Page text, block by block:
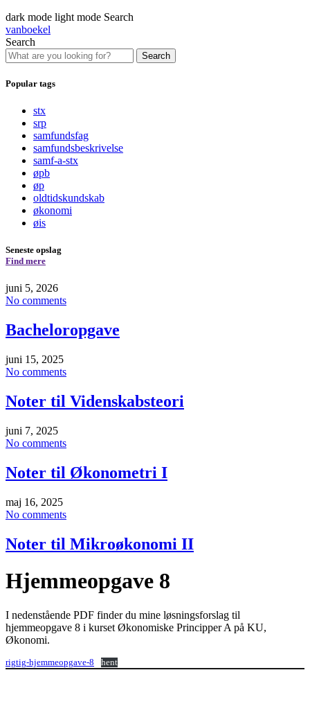
dark mode light mode Search
vanboekel
Search
Search
Popular tags
stx
srp
samfundsfag
samfundsbeskrivelse
samf-a-stx
øpb
øp
oldtidskundskab
økonomi
øis
Seneste opslag
Find mere
juni 5, 2026
No comments
Bacheloropgave
juni 15, 2025
No comments
Noter til Videnskabsteori
juni 7, 2025
No comments
Noter til Økonometri I
maj 16, 2025
No comments
Noter til Mikroøkonomi II
Hjemmeopgave 8
I nedenstående PDF finder du mine løsningsforslag til
hjemmeopgave 8 i kurset Økonomiske Principper A på KU,
Økonomi.
rigtig-hjemmeopgave-8 hent